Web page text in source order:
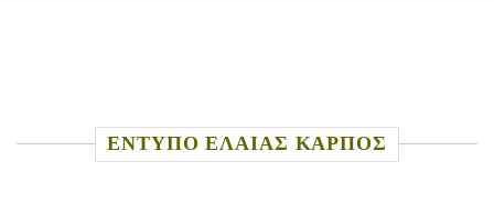
ΕΝΤΥΠΟ ΕΛΑΙΑΣ ΚΑΡΠΟΣ